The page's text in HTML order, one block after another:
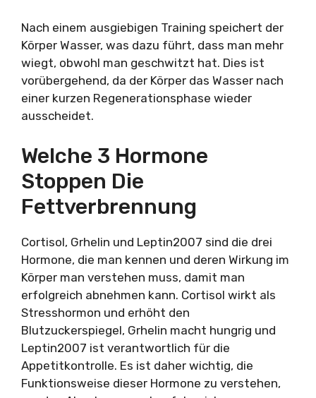
Nach einem ausgiebigen Training speichert der
Körper Wasser, was dazu führt, dass man mehr
wiegt, obwohl man geschwitzt hat. Dies ist
vorübergehend, da der Körper das Wasser nach
einer kurzen Regenerationsphase wieder
ausscheidet.
Welche 3 Hormone
Stoppen Die
Fettverbrennung
Cortisol, Grhelin und Leptin2007 sind die drei
Hormone, die man kennen und deren Wirkung im
Körper man verstehen muss, damit man
erfolgreich abnehmen kann. Cortisol wirkt als
Stresshormon und erhöht den
Blutzuckerspiegel, Grhelin macht hungrig und
Leptin2007 ist verantwortlich für die
Appetitkontrolle. Es ist daher wichtig, die
Funktionsweise dieser Hormone zu verstehen,